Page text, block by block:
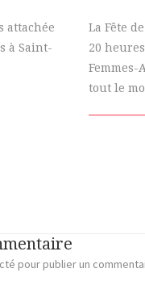
attachée
à Saint-
La Fête
20 heures
Femmes-
tout le
pour publier un